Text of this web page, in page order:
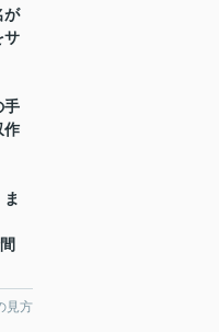
が
サ
手
作
見方